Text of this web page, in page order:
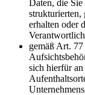
Daten, die
strukturierten,
erhalten oder
gemäß Art.
sich hierfür